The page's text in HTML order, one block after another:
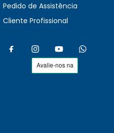
Pedido de Assistência
Cliente Profissional